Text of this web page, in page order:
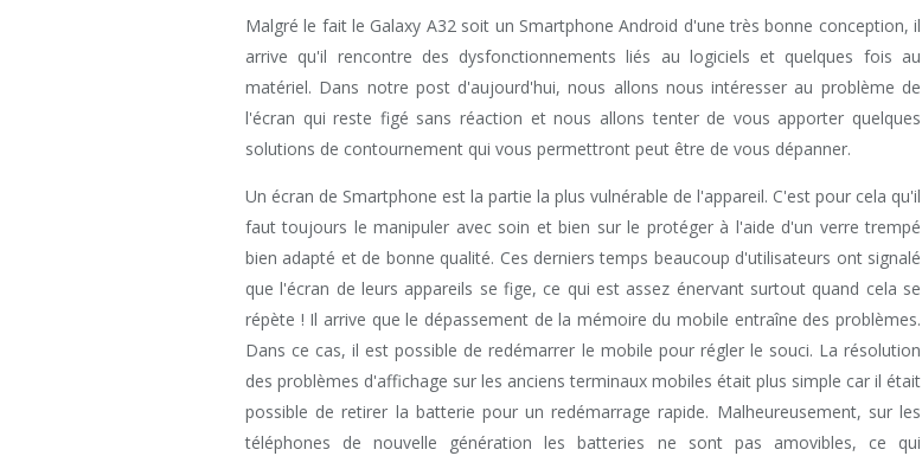
Malgré le fait le Galaxy A32 soit un Smartphone Android d'une très bonne conception, il
arrive qu'il rencontre des dysfonctionnements liés au logiciels et quelques fois au
matériel. Dans notre post d'aujourd'hui, nous allons nous intéresser au problème de
l'écran qui reste figé sans réaction et nous allons tenter de vous apporter quelques
solutions de contournement qui vous permettront peut être de vous dépanner.
Un écran de Smartphone est la partie la plus vulnérable de l'appareil. C'est pour cela qu'il
faut toujours le manipuler avec soin et bien sur le protéger à l'aide d'un verre trempé
bien adapté et de bonne qualité. Ces derniers temps beaucoup d'utilisateurs ont signalé
que l'écran de leurs appareils se fige, ce qui est assez énervant surtout quand cela se
répète ! Il arrive que le dépassement de la mémoire du mobile entraîne des problèmes.
Dans ce cas, il est possible de redémarrer le mobile pour régler le souci. La résolution
des problèmes d'affichage sur les anciens terminaux mobiles était plus simple car il était
possible de retirer la batterie pour un redémarrage rapide. Malheureusement, sur les
téléphones de nouvelle génération les batteries ne sont pas amovibles, ce qui